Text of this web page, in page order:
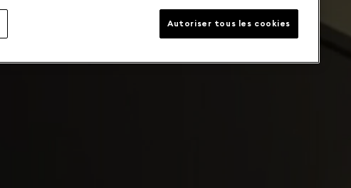
Autoriser tous les cookies